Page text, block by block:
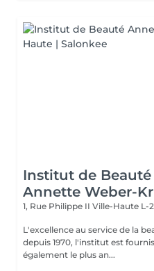
Institut de Beauté
Annette Weber-
1, Rue Philippe II Ville-Haute L-
L'excellence au service de la beauté! Situé en plein
depuis 1970, l'institut est
également le plus an...